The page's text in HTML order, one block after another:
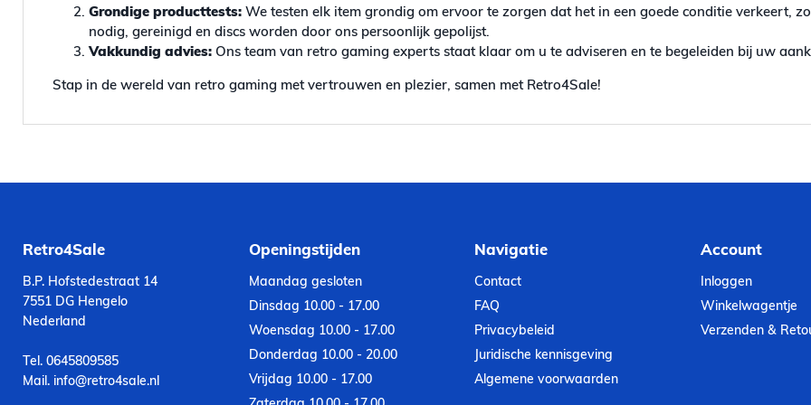
Grondige producttests: We testen elk item grondig om ervoor te zorgen dat het in een goede conditie verkeert,
nodig, gereinigd en discs worden door ons persoonlijk gepolijst.
Vakkundig advies: Ons team van retro gaming experts staat klaar om u te adviseren en te begeleiden bij uw
Stap in de wereld van retro gaming met vertrouwen en plezier, samen met Retro4Sale!
Retro4Sale
B.P. Hofstedestraat 14
7551 DG Hengelo
Nederland
Tel. 0645809585
Mail. info@retro4sale.nl
Openingstijden
Maandag gesloten
Dinsdag 10.00 - 17.00
Woensdag 10.00 - 17.00
Donderdag 10.00 - 20.00
Vrijdag 10.00 - 17.00
Navigatie
Contact
FAQ
Privacybeleid
Juridische kennisgeving
Algemene voorwaarden
Account
Inloggen
Winkelwagentje
Verzenden &